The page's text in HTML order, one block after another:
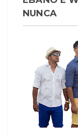
NUNCA